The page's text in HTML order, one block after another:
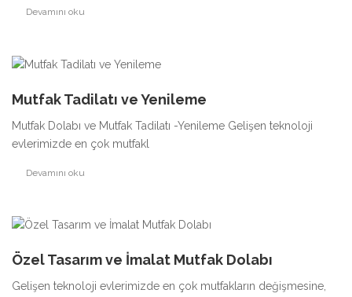
Devamını oku
Mutfak Tadilatı ve Yenileme
Mutfak Dolabı ve Mutfak Tadilatı -Yenileme Gelişen teknoloji
evlerimizde en çok mutfakl
Devamını oku
Özel Tasarım ve İmalat Mutfak Dolabı
Gelişen teknoloji evlerimizde en çok mutfakların değişmesine,